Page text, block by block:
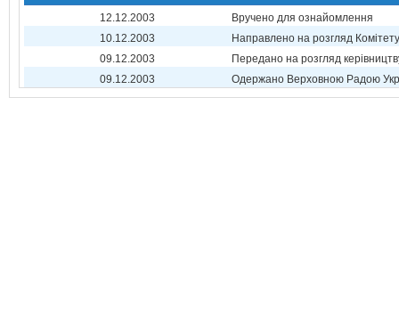
12.12.2003
Вручено для ознайомлення
10.12.2003
Направлено на розгляд Комітету
09.12.2003
Передано на розгляд
09.12.2003
Одержано Верховною Радою